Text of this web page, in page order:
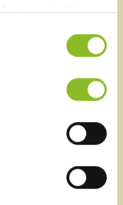
der Dienste
Stelle im
Kosten: 3,00